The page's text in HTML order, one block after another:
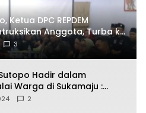
Ketua DPC REPDEM
Anggota, Turba ke
Jalani Apa Yang di
3
Hadir dalam
Warga di Sukamaju :
Kolaborasi dan
2